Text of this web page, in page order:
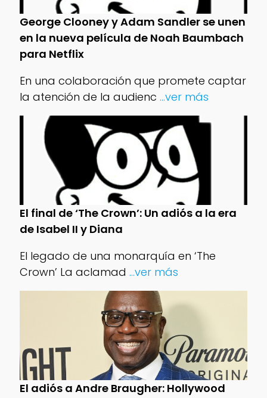
George Clooney y Adam Sandler se unen
en la nueva película de Noah Baumbach
para Netflix
En una colaboración que promete captar
la atención de la audienc ...ver más
El final de ‘The Crown’: Un adiós a la era
de Isabel II y Diana
El legado de una monarquía en ‘The
Crown’ La aclamad ...ver más
El adiós a Andre Braugher: Hollywood